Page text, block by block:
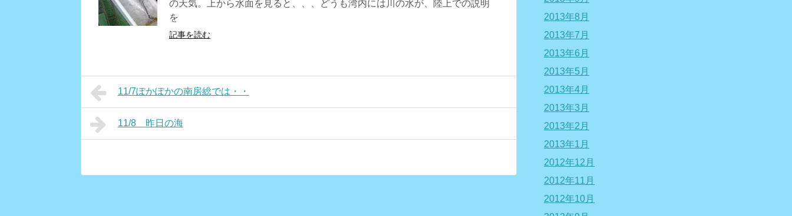
の天気。上から水面を見ると、、、どうも湾内には川の水が、陸上での説明
を
記事を読む
11/7ぽかぽかの南房総では・・
11/8 昨日の海
2013年8月
2013年7月
2013年6月
2013年5月
2013年4月
2013年3月
2013年2月
2013年1月
2012年12月
2012年11月
2012年10月